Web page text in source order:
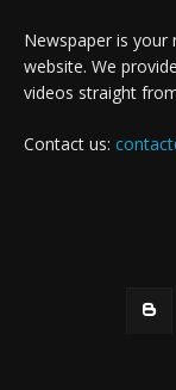
Newspaper is
website. We
videos straight
Contact us: